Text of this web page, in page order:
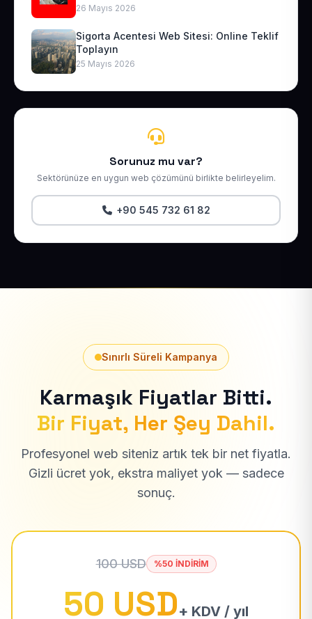
26 Mayıs 2026
Sigorta Acentesi Web Sitesi: Online Teklif
Toplayın
25 Mayıs 2026
Sorunuz mu var?
Sektörünüze en uygun web çözümünü birlikte belirleyelim.
+90 545 732 61 82
Sınırlı Süreli Kampanya
Karmaşık Fiyatlar Bitti.
Bir Fiyat, Her Şey Dahil.
Profesyonel web siteniz artık tek bir net fiyatla.
Gizli ücret yok, ekstra maliyet yok — sadece
sonuç.
100 USD %50 İNDİRİM
50 USD+ KDV / yıl